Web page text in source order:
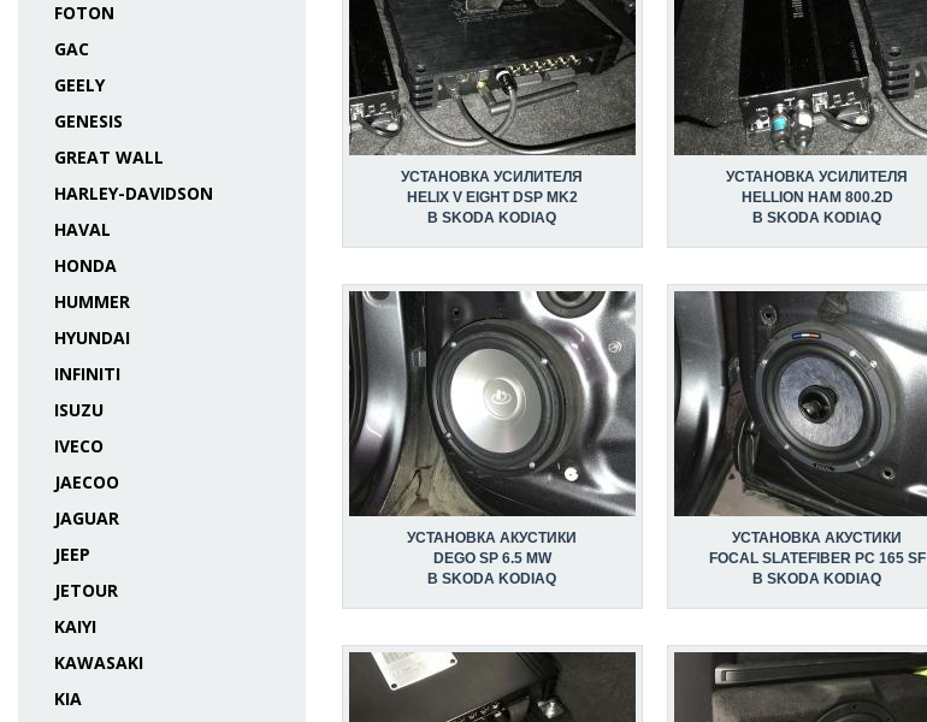
FOTON
GAC
GEELY
GENESIS
GREAT WALL
HARLEY-DAVIDSON
HAVAL
HONDA
HUMMER
HYUNDAI
INFINITI
ISUZU
IVECO
JAECOO
JAGUAR
JEEP
JETOUR
KAIYI
KAWASAKI
KIA
УСТАНОВКА УСИЛИТЕЛЯ
HELIX V EIGHT DSP MK2
В SKODA KODIAQ
УСТАНОВКА УСИЛИТЕЛЯ
HELLION HAM 800.2D
В SKODA KODIAQ
УСТАНОВКА АКУСТИКИ
DEGO SP 6.5 MW
В SKODA KODIAQ
УСТАНОВКА АКУСТИКИ
FOCAL SLATEFIBER PC 165 SF
В SKODA KODIAQ